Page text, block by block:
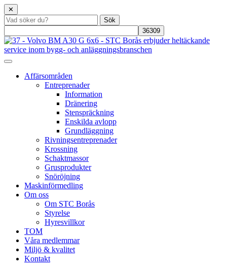
✕
Affärsområden
Entreprenader
Information
Dränering
Stenspräckning
Enskilda avlopp
Grundläggning
Rivningsentreprenader
Krossning
Schaktmassor
Grusprodukter
Snöröjning
Maskinförmedling
Om oss
Om STC Borås
Styrelse
Hyresvillkor
TOM
Våra medlemmar
Miljö & kvalitet
Kontakt